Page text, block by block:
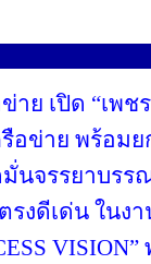
าย เปิด “เพ
รือข่าย พร้อ
นจรรยาบรร
ดีเด่น ในงา